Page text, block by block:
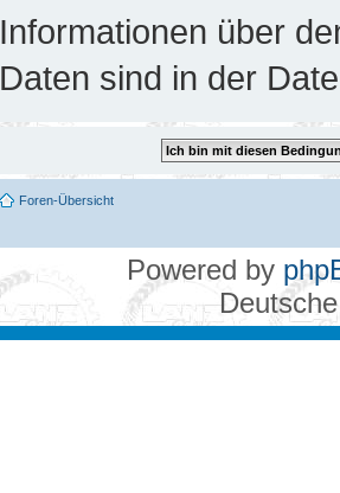
Informationen über
Daten sind in der
Foren-Übersicht
Powered by